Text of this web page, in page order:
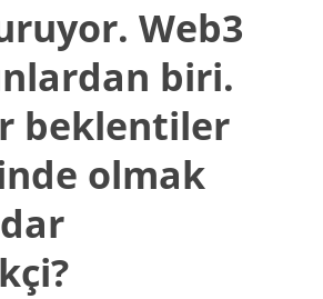
Web3
biri.
beklentiler
olmak